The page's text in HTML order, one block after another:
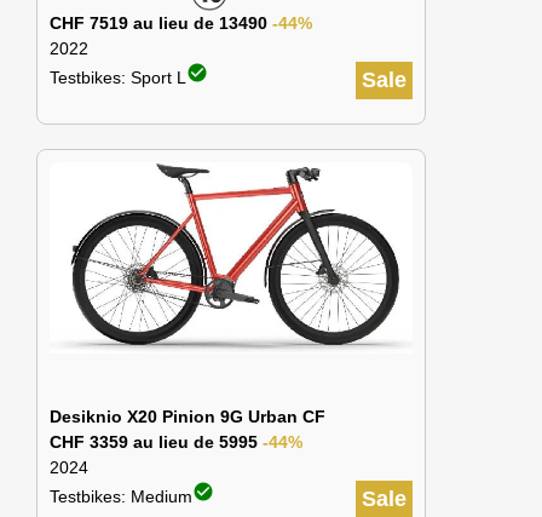
CHF 7519 au lieu de 13490 -44%
2022
Sale
Testbikes: Sport L check_circle
Desiknio X20 Pinion 9G Urban CF
CHF 3359 au lieu de 5995 -44%
2024
Sale
Testbikes: Mediumcheck_circle